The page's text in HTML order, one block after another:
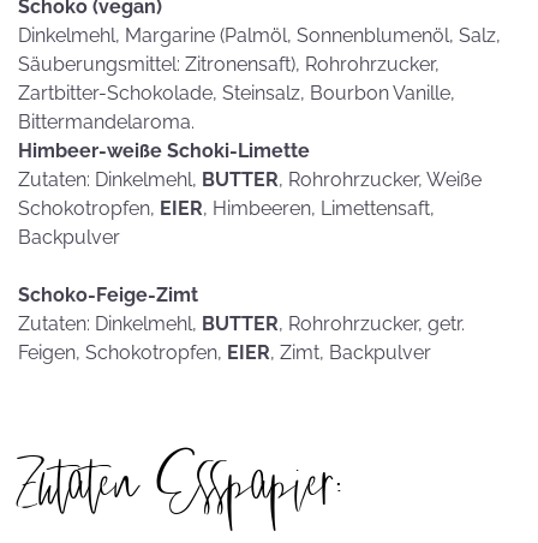
Schoko (vegan)
Dinkelmehl, Margarine (Palmöl, Sonnenblumenöl, Salz,
Säuberungsmittel: Zitronensaft), Rohrohrzucker,
Zartbitter-Schokolade, Steinsalz, Bourbon Vanille,
Bittermandelaroma.
Himbeer-weiße Schoki-Limette
Zutaten: Dinkelmehl, BUTTER, Rohrohrzucker, Weiße
Schokotropfen, EIER, Himbeeren, Limettensaft,
Backpulver
Schoko-Feige-Zimt
Zutaten: Dinkelmehl, BUTTER, Rohrohrzucker, getr.
Feigen, Schokotropfen, EIER, Zimt, Backpulver
Zutaten Esspapier: